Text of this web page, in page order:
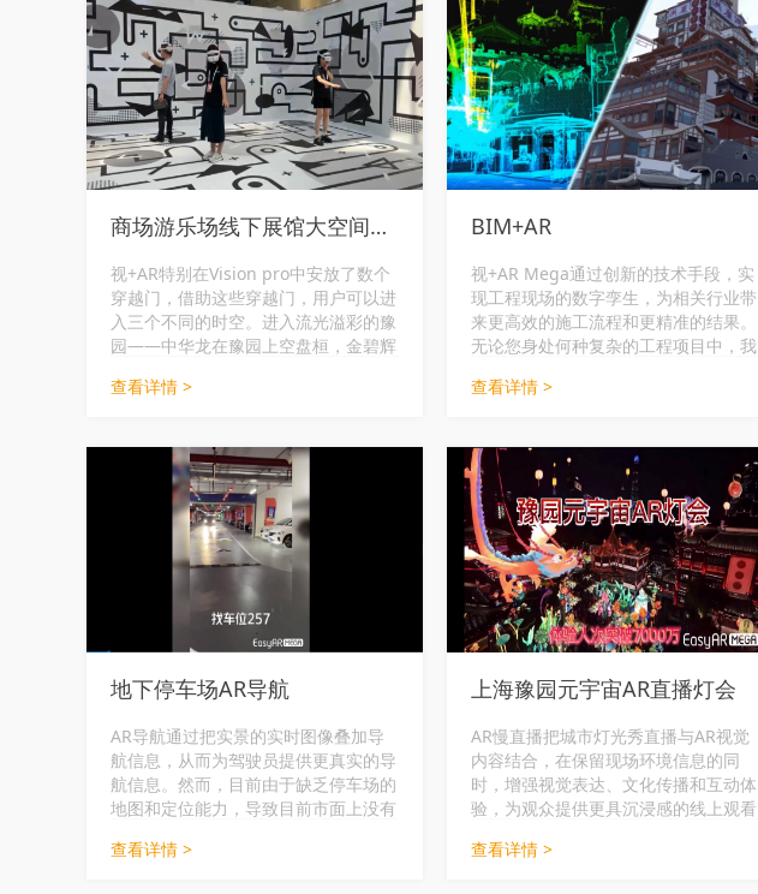
商场游乐场线下展馆大空间体验
视+AR特别在Vision pro中安放了数个
穿越门，借助这些穿越门，用户可以进
入三个不同的时空。进入流光溢彩的豫
园——中华龙在豫园上空盘桓，金碧辉
的吉祥物则在九曲桥自在飞翔。进入车
在眼前。最后的高潮在月球，是的，不
用怀疑，穿入进去，你就在荒凉的月球
上，我们的地球是一个小小的蔚蓝色星
球，苍穹上依旧群星闪耀，WAIC的吉
祥物们站在国旗两侧摇摆，你忍不住向
他们招手，甚至想再往前走几步到月球
的岩石上感受一下。
查看详情 >
BIM+AR
视+AR Mega通过创新的技术手段，实
现工程现场的数字孪生，为相关行业带
来更高效的施工流程和更精准的结果。
无论您身处何种复杂的工程项目中，我
工程管理更加便捷、高效。致力于通过
数据与工程现场紧密联系，打造1:1数
字建造成果，从而降低返工成本，提升
工程质量，助力建筑运维。
查看详情 >
地下停车场AR导航
AR导航通过把实景的实时图像叠加导
航信息，从而为驾驶员提供更真实的导
航信息。然而，目前由于缺乏停车场的
地图和定位能力，导致目前市面上没有
的背景下，视+AR推出Mega产品，完
查看详情 >
上海豫园元宇宙AR直播灯会
AR慢直播把城市灯光秀直播与AR视觉
内容结合，在保留现场环境信息的同
时，增强视觉表达、文化传播和互动体
验，为观众提供更具沉浸感的线上观看
查看详情 >